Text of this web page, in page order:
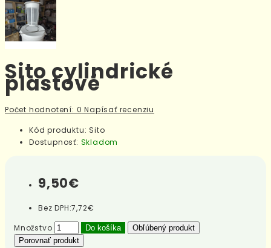
Sito cylindrické
plastové
Počet hodnotení: 0 Napísať recenziu
Kód produktu: Sito
Dostupnosť: Skladom
9,50€
Bez DPH:7,72€
Množstvo
Do košíka
Obľúbený produkt
Porovnať produkt